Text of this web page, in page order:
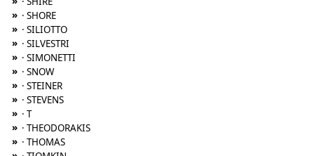
» · SHORE
» · SILIOTTO
» · SILVESTRI
» · SIMONETTI
» · SNOW
» · STEINER
» · STEVENS
» · T
» · THEODORAKIS
» · THOMAS